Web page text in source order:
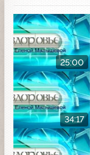
25:00
34:17